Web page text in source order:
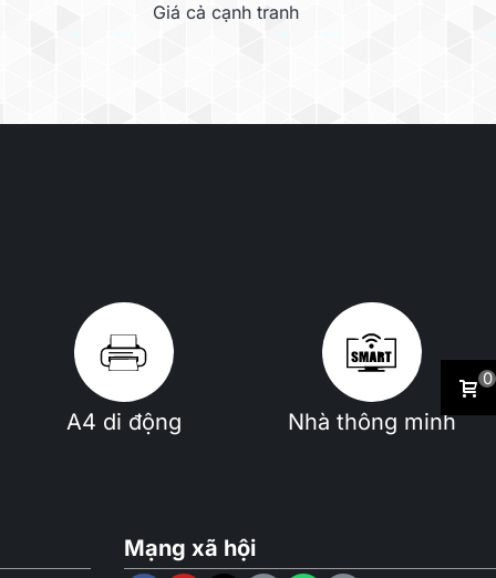
Giá cả cạnh tranh
A4 di động Nhà thông minh
Mạng xã hội
0